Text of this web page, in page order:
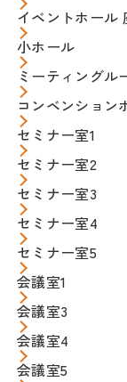
イベントホール
小ホール
ミーティングル
コンベンション
セミナー室1
セミナー室2
セミナー室3
セミナー室4
セミナー室5
会議室1
会議室3
会議室4
会議室5